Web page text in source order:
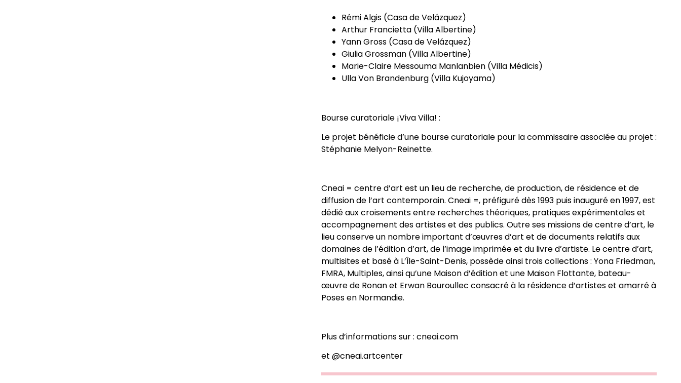
Rémi Algis (Casa de Velázquez)
Arthur Francietta (Villa Albertine)
Yann Gross (Casa de Velázquez)
Giulia Grossman (Villa Albertine)
Marie-Claire Messouma Manlanbien (Villa Médicis)
Ulla Von Brandenburg (Villa Kujoyama)
Bourse curatoriale ¡Viva Villa! :
Le projet bénéficied’une bourse curatoriale pour la commissaire associée au projet :
Stéphanie Melyon-Reinette.
Cneai = centre d’art est un lieu de recherche, de production, de résidence et de
diffusion de l’art contemporain. Cneai =, préfiguré dès 1993 puis inauguré en 1997, est
dédié aux croisements entre recherches théoriques, pratiques expérimentales et
accompagnement des artistes et des publics. Outre ses missions de centre d’art, le
lieu conserve un nombre important d’œuvres d’art et de documents relatifs aux
domaines de l’édition d’art, de l’image imprimée et du livre d’artiste. Le centre d’art,
multisites et basé à L’Île-Saint-Denis, possède ainsi trois collections : Yona Friedman,
FMRA, Multiples, ainsi qu’une Maison d’édition et une Maison Flottante, bateau-
œuvre de Ronan et Erwan Bouroullec consacré à la résidence d’artistes et amarré à
Poses en Normandie.
Plus d’informations sur : cneai.com
et @cneai.artcenter